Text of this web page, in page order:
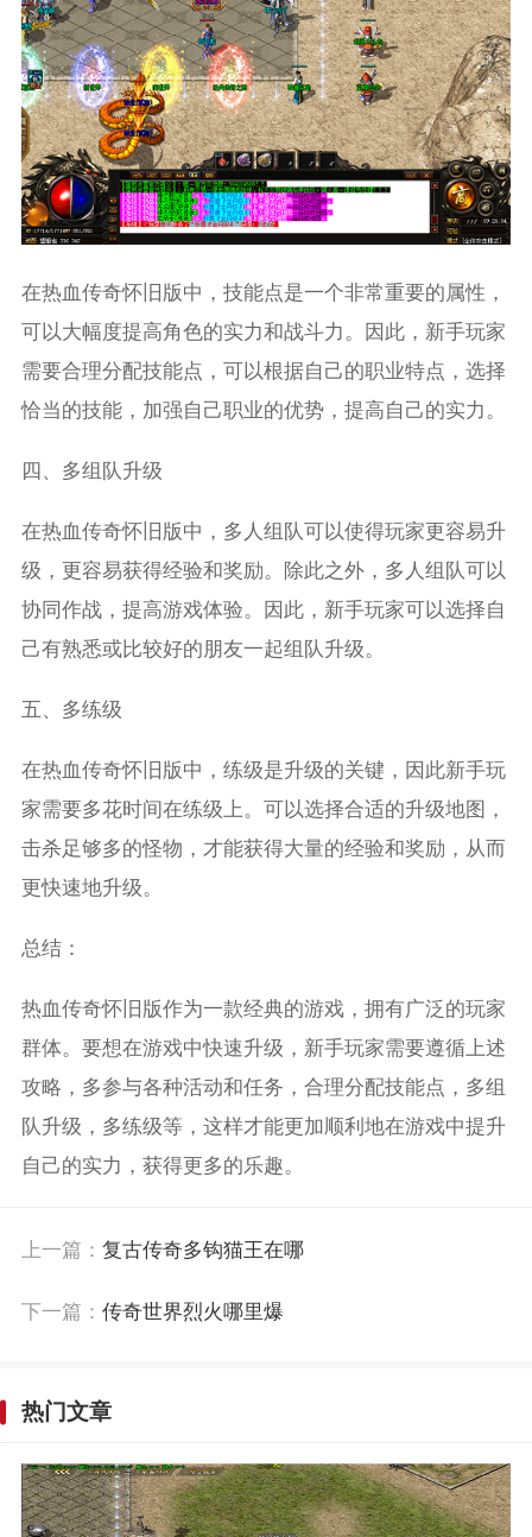
在热血传奇怀旧版中，技能点是一个非常重要的属性，
可以大幅度提高角色的实力和战斗力。因此，新手玩家
需要合理分配技能点，可以根据自己的职业特点，选择
恰当的技能，加强自己职业的优势，提高自己的实力。
四、多组队升级
在热血传奇怀旧版中，多人组队可以使得玩家更容易升
级，更容易获得经验和奖励。除此之外，多人组队可以
协同作战，提高游戏体验。因此，新手玩家可以选择自
己有熟悉或比较好的朋友一起组队升级。
五、多练级
在热血传奇怀旧版中，练级是升级的关键，因此新手玩
家需要多花时间在练级上。可以选择合适的升级地图，
击杀足够多的怪物，才能获得大量的经验和奖励，从而
更快速地升级。
总结：
热血传奇怀旧版作为一款经典的游戏，拥有广泛的玩家
群体。要想在游戏中快速升级，新手玩家需要遵循上述
攻略，多参与各种活动和任务，合理分配技能点，多组
队升级，多练级等，这样才能更加顺利地在游戏中提升
自己的实力，获得更多的乐趣。
上一篇： 复古传奇多钩猫王在哪
下一篇： 传奇世界烈火哪里爆
热门文章